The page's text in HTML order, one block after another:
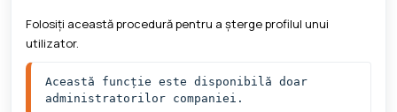
Folosiți această procedură pentru a șterge profilul unui
utilizator.
Această funcție este disponibilă doar
administratorilor companiei.